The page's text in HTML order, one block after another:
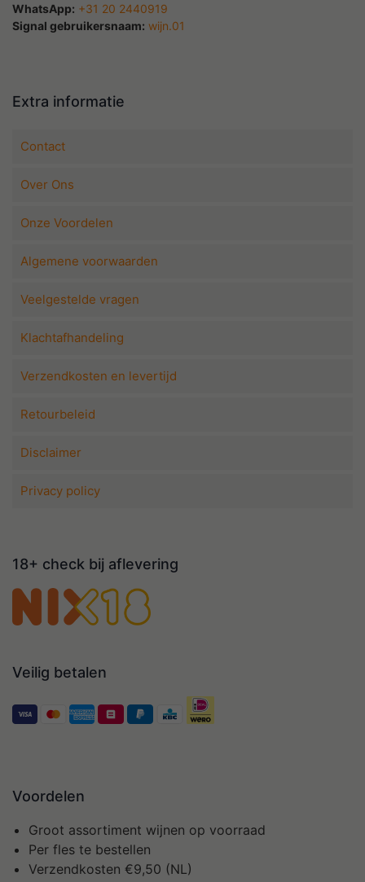
WhatsApp: +31 20 2440919
Signal gebruikersnaam: wijn.01
Extra informatie
Contact
Over Ons
Onze Voordelen
Algemene voorwaarden
Veelgestelde vragen
Klachtafhandeling
Verzendkosten en levertijd
Retourbeleid
Disclaimer
Privacy policy
18+ check bij aflevering
Veilig betalen
Voordelen
Groot assortiment wijnen op voorraad
Per fles te bestellen
Verzendkosten €9,50 (NL)